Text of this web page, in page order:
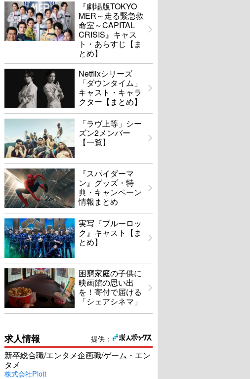
『劇場版TOKYO
MER～走る緊急救
命室～CAPITAL
CRISIS』キャス
ト・あらすじ【ま
とめ】
Netflixシリーズ
「ダウンタイム」
キャスト・キャラ
クター【まとめ】
「ラヴ上等」シー
ズン2メンバー
【一覧】
『スパイダーマ
ン』グッズ・特
典・キャンペーン
情報まとめ
実写『ブルーロッ
ク』キャスト【ま
とめ】
困窮家庭の子供に
映画館の思い出
を！寄付で届ける
「シェアシネマ」
提供：
求人情報
新卒総合職/エンタメ企画職/ゲーム・エン
タメ
株式会社Plott